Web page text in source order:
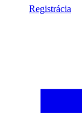
Registrácia